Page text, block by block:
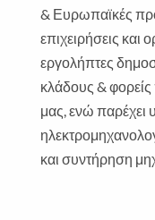
& Ευρωπαϊκές
επιχειρήσεις και
εργολήπτες
κλάδους & φορείς
μας, ενώ παρέχει
και συντήρηση